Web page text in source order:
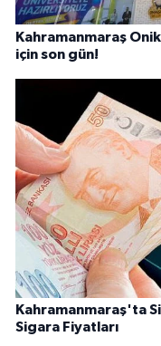
Kahramanmaraş
için son gün!
Kahramanmaraş'ta
Sigara Fiyatları